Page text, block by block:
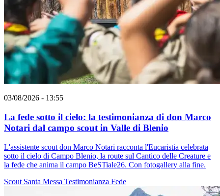
03/08/2026 - 13:55
La fede sotto il cielo: la testimonianza di don Marco
Notari dal campo scout in Valle di Blenio
L'assistente scout don Marco Notari racconta l'Eucaristia celebrata
sotto il cielo di Campo Blenio, la route sul Cantico delle Creature e
la fede che anima il campo BeSTiale26. Con fotogallery alla fine.
Scout Santa Messa Testimonianza Fede